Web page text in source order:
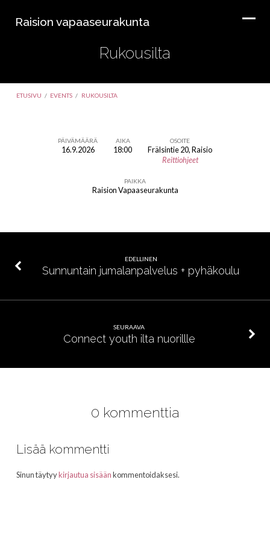
Raision vapaaseurakunta
Rukousilta
ETUSIVU / EVENTS / RUKOUSILTA
PÄIVÄMÄÄRÄ
16.9.2026
AIKA
18:00
OSOITE
Frälsintie 20, Raisio
Reittiohjeet
PAIKKA
Raision Vapaaseurakunta
EDELLINEN
Sunnuntain jumalanpalvelus + pyhäkoulu
SEURAAVA
Connect youth ilta nuorillle
0 kommenttia
Lisää kommentti
Sinun täytyykirjautua sisäänkommentoidaksesi.